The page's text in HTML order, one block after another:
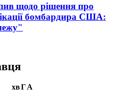
щодо рішення про
бомбардира США:
хвГА